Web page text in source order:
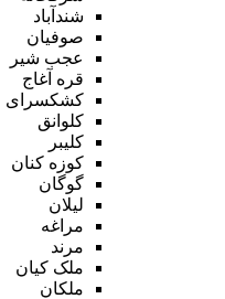
شندآباد
صوفیان
عجب شیر
قره آغاج
کشکسرای
کلوانق
کلیبر
کوزه کنان
گوگان
لیلان
مراغه
مرند
ملک کیان
ملکان